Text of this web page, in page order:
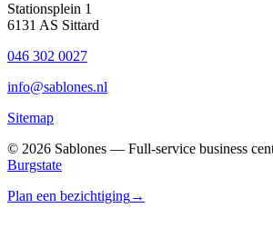
Stationsplein 1
6131 AS Sittard
046 302 0027
info@sablones.nl
Sitemap
© 2026 Sablones — Full-service business
Burgstate
Plan een bezichtiging→